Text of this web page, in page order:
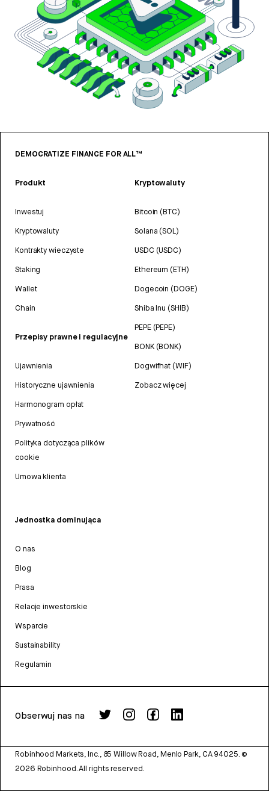
DEMOCRATIZE FINANCE FOR ALL™
Produkt
Inwestuj
Kryptowaluty
Kontrakty wieczyste
Staking
Wallet
Chain
Przepisy prawne i regulacyjne
Ujawnienia
Historyczne ujawnienia
Harmonogram opłat
Prywatność
Polityka dotycząca plików
cookie
Umowa klienta
Kryptowaluty
Bitcoin (BTC)
Solana (SOL)
USDC (USDC)
Ethereum (ETH)
Dogecoin (DOGE)
Shiba Inu (SHIB)
PEPE (PEPE)
BONK (BONK)
Dogwifhat (WIF)
Zobacz więcej
Jednostka dominująca
O nas
Blog
Prasa
Relacje inwestorskie
Wsparcie
Sustainability
Regulamin
Obserwuj nas na
Robinhood Markets, Inc., 85 Willow Road, Menlo Park, CA 94025. ©
2026 Robinhood. All rights reserved.